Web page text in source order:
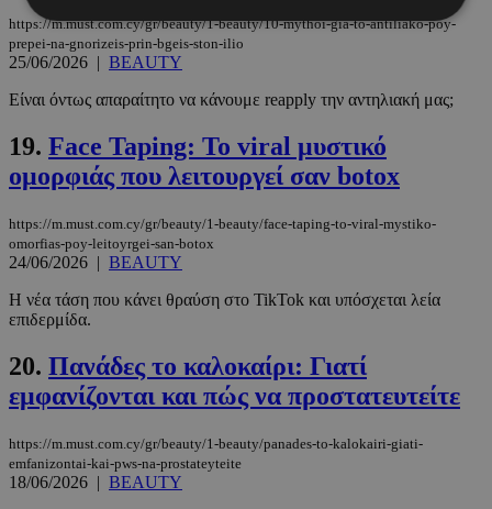
https://m.must.com.cy/gr/beauty/1-beauty/10-mythoi-gia-to-antiliako-poy-
prepei-na-gnorizeis-prin-bgeis-ston-ilio
25/06/2026 | BEAUTY
Είναι όντως απαραίτητο να κάνουμε reapply την αντηλιακή μας;
19. Face Taping: Το viral μυστικό
ομορφιάς που λειτουργεί σαν botox
https://m.must.com.cy/gr/beauty/1-beauty/face-taping-to-viral-mystiko-
omorfias-poy-leitoyrgei-san-botox
24/06/2026 | BEAUTY
Η νέα τάση που κάνει θραύση στο TikTok και υπόσχεται λεία
επιδερμίδα.
20. Πανάδες το καλοκαίρι: Γιατί
εμφανίζονται και πώς να προστατευτείτε
https://m.must.com.cy/gr/beauty/1-beauty/panades-to-kalokairi-giati-
emfanizontai-kai-pws-na-prostateyteite
18/06/2026 | BEAUTY
Απολύτως απαραίτητα
Στόχευσης
Λειτουργικότητας
Τα απολύτως απαραίτητα cookies επιτρέπουν
βασικές λειτουργίες του ιστότοπου, όπως τη
Ο ιστότοπος δεν μπορεί να χρησιμοποιηθεί σωστά
χωρίς τα απολύτως απαραίτητα cookies.